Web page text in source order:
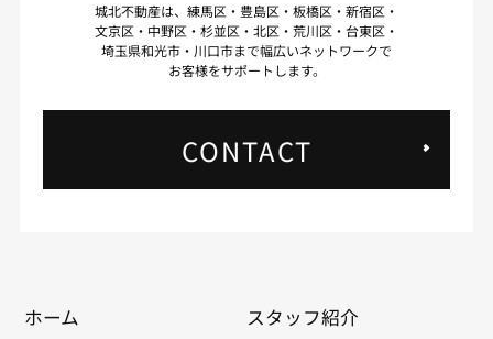
城北不動産は、練馬区・豊島区・板橋区・新宿区・
文京区・中野区・杉並区・北区・荒川区・台東区・
埼玉県和光市・川口市まで幅広いネットワークで
お客様をサポートします。
CONTACT
ホーム スタッフ紹介